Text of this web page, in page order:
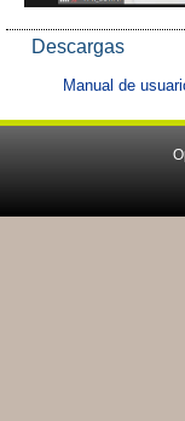
Descargas
Manual de